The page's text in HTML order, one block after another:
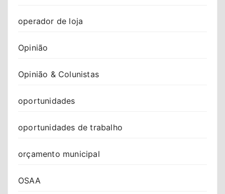
operador de loja
Opinião
Opinião & Colunistas
oportunidades
oportunidades de trabalho
orçamento municipal
OSAA